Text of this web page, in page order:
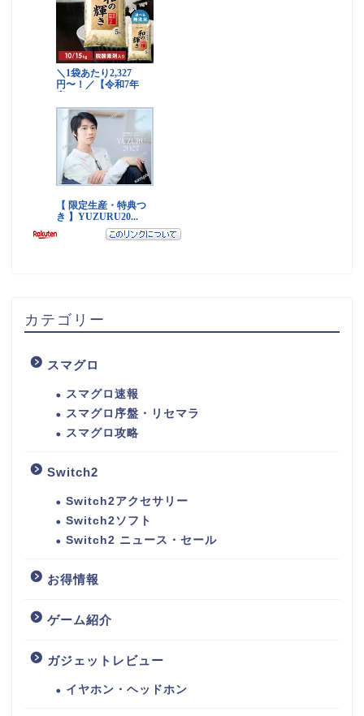
カテゴリー
スマグロ
スマグロ速報
スマグロ序盤・リセマラ
スマグロ攻略
Switch2
Switch2アクセサリー
Switch2ソフト
Switch2 ニュース・セール
お得情報
ゲーム紹介
ガジェットレビュー
イヤホン・ヘッドホン